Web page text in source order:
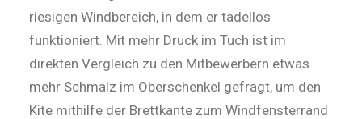
riesigen Windbereich, in dem er tadellos
funktioniert. Mit mehr Druck im Tuch ist im
direkten Vergleich zu den Mitbewerbern etwas
mehr Schmalz im Oberschenkel gefragt, um den
Kite mithilfe der Brettkante zum Windfensterrand